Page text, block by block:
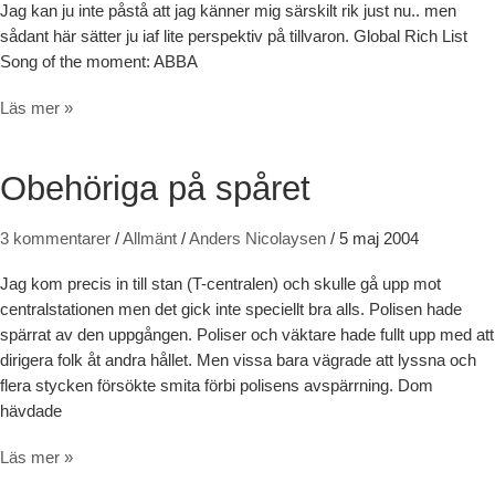
Jag kan ju inte påstå att jag känner mig särskilt rik just nu.. men
sådant här sätter ju iaf lite perspektiv på tillvaron. Global Rich List
Song of the moment: ABBA
Jag är en av världens rikaste personer
Läs mer »
Obehöriga på spåret
3 kommentarer /Allmänt /Anders Nicolaysen / 5 maj 2004
Jag kom precis in till stan (T-centralen) och skulle gå upp mot
centralstationen men det gick inte speciellt bra alls. Polisen hade
spärrat av den uppgången. Poliser och väktare hade fullt upp med att
dirigera folk åt andra hållet. Men vissa bara vägrade att lyssna och
flera stycken försökte smita förbi polisens avspärrning. Dom
hävdade
Obehöriga på spåret
Läs mer »